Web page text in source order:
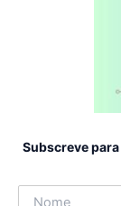
Subscreve